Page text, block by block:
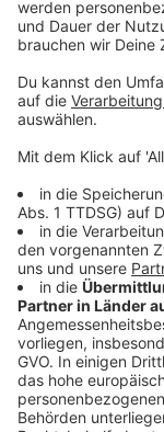
Peggys neuer
Copyright:
Drogen in
Anzeige
Anzeige